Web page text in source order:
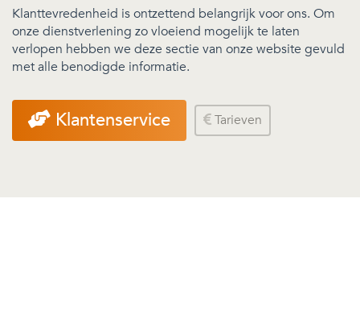
Klanttevredenheid is ontzettend belangrijk voor ons. Om
onze dienstverlening zo vloeiend mogelijk te laten
verlopen hebben we deze sectie van onze website gevuld
met alle benodigde informatie.
Klantenservice Tarieven